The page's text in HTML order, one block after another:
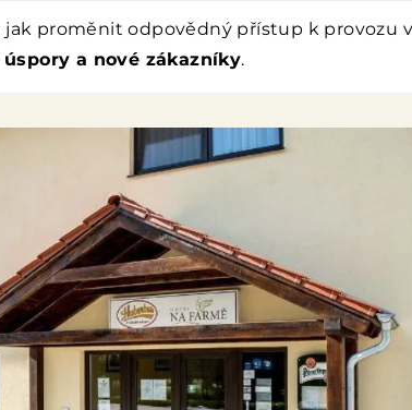
jak proměnit odpovědný přístup k provozu
a nové zákazníky.